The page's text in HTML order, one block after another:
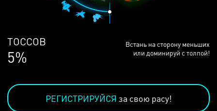
ЛЮДЕЙ
68%
Встань на сторону меньших
или доминируй с толпой!
РЕГИСТРИРУЙСЯ за свою расу!